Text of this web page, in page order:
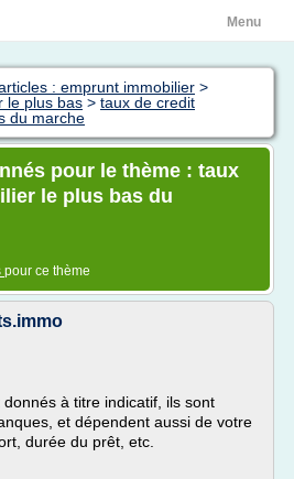
Menu
: emprunt immobilier >
le plus bas > taux de credit
du marche
pour le thème : taux
le plus bas du
pour ce thème
à titre indicatif, ils sont
et dépendent aussi de votre
durée du prêt, etc.